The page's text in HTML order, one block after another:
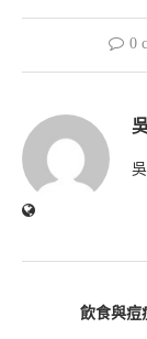
0
飲食與痘